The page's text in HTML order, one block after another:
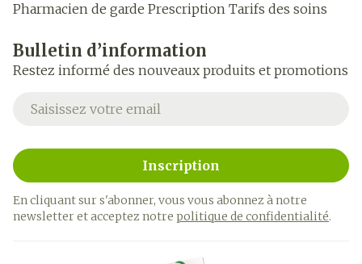
Pharmacien de garde Prescription Tarifs des soins
Bulletin d’information
Restez informé des nouveaux produits et promotions
Adresse mail
Inscription
En cliquant sur s'abonner, vous vous abonnez à notre
newsletter et acceptez notre politique de confidentialité.